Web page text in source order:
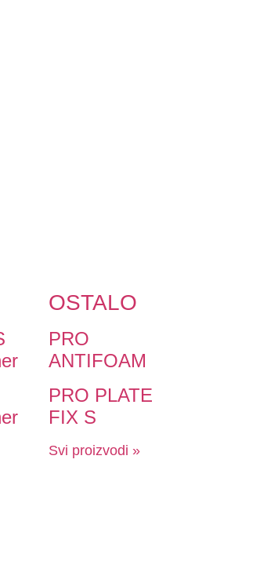
OSTALO
PRO
ANTIFOAM
PRO PLATE
FIX S
Svi proizvodi »